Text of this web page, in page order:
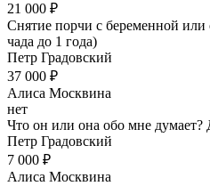
21 000 ₽
Снятие порчи с беременной
чада до 1 года)
Петр Градовский
37 000 ₽
Алиса Москвина
нет
Что он или она обо мне
Петр Градовский
7 000 ₽
Алиса Москвина